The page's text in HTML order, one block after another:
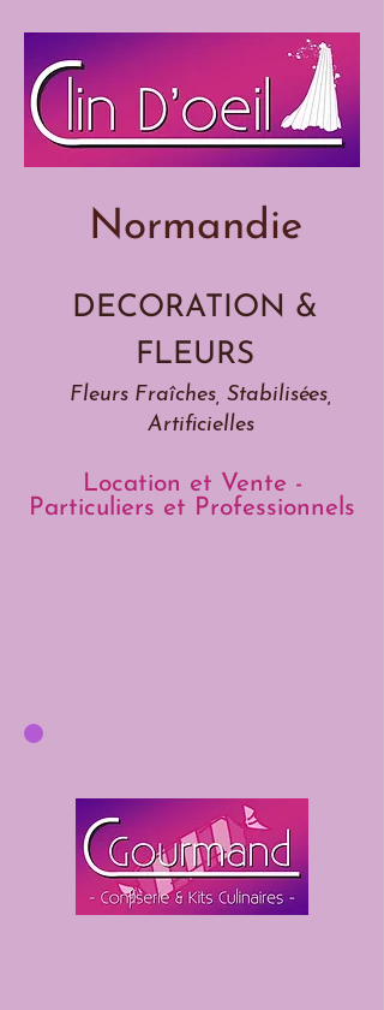
Nor​mandie
DECORATION &
FLEURS
Fleurs Fraîches, Stabilisées,
Artificielles
Location et Vente -
Particuliers et Professionnels